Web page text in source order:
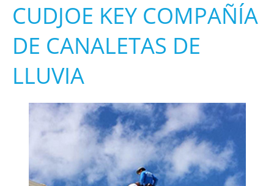
CUDJOE KEY COMPAÑÍA
DE CANALETAS DE
LLUVIA